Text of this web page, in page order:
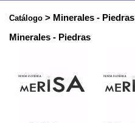
Catálogo > Minerales - Piedras
Minerales - Piedras